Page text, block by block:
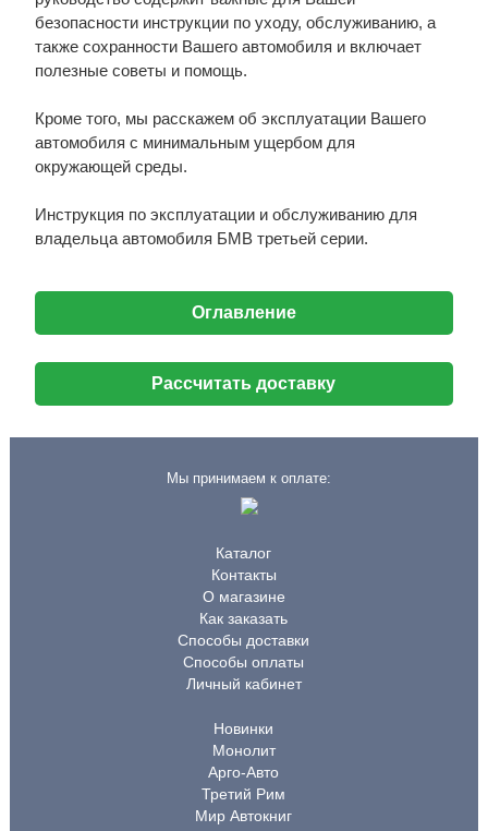
безопасности инструкции по уходу, обслуживанию, а
также сохранности Вашего автомобиля и включает
полезные советы и помощь.
Кроме того, мы расскажем об эксплуатации Вашего
автомобиля с минимальным ущербом для
окружающей среды.
Инструкция по эксплуатации и обслуживанию для
владельца автомобиля БМВ третьей серии.
Оглавление
Рассчитать доставку
Мы принимаем к оплате:
Каталог
Контакты
О магазине
Как заказать
Способы доставки
Способы оплаты
Личный кабинет
Новинки
Монолит
Арго-Авто
Третий Рим
Мир Автокниг